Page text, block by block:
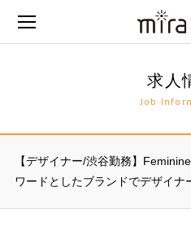
求人
Job
【デザイナー/渋谷勤務】
ワードとしたブランドでデザイナ